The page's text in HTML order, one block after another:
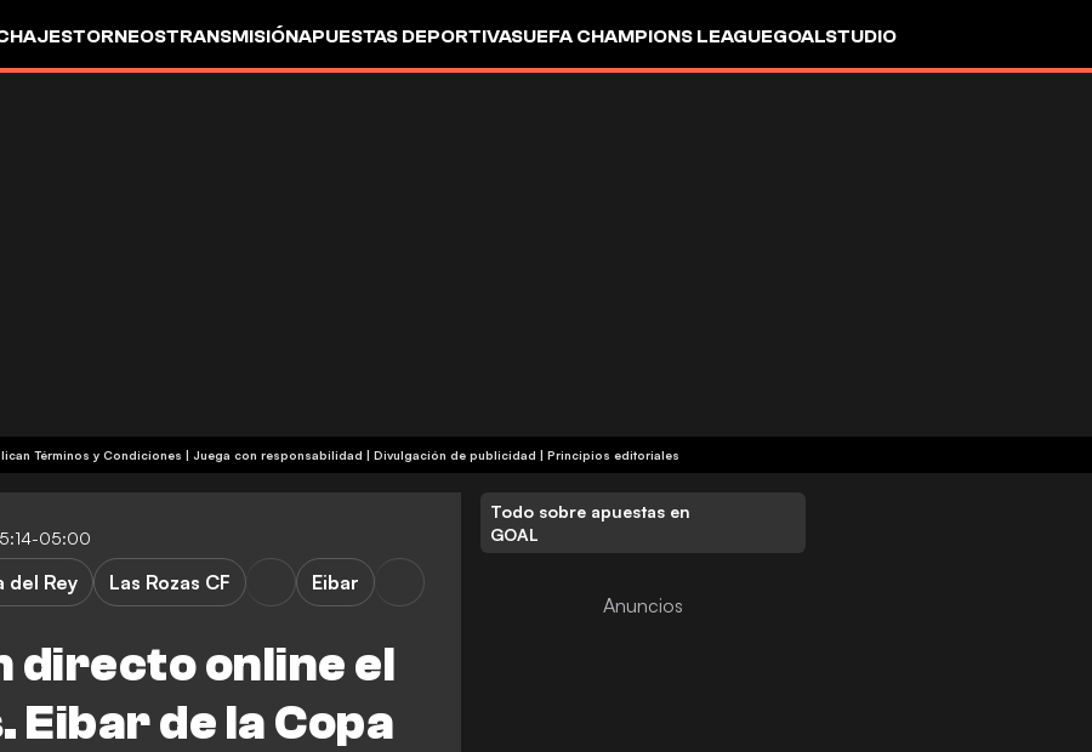
TORNEOSTRANSMISIÓNAPUESTAS DEPORTIVASUEFA CHAMPIONS LEAGUEGOALSTUDIO
| Publicidad | Aplican Términos y Condiciones | Juega con responsabilidad | Divulgación de publicidad | Principios editoriales
05:00
directo online el
Eibar de la Copa
del Rey Las Rozas CF Eibar
Todo sobre apuestas en
GOAL